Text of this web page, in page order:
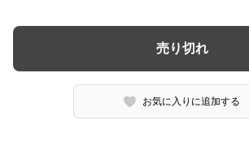
売り切れ
お気に入りに追加する